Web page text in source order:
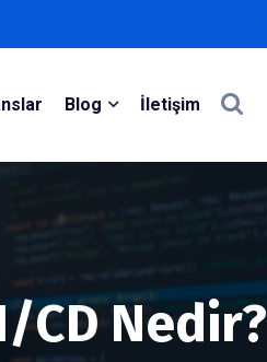
Blog İletişim
CD Nedir?